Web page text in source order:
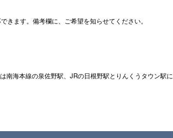
きます。備考欄に、ご希望を知らせてください。
南海本線の泉佐野駅、JRの日根野駅とりんくうタウン駅に